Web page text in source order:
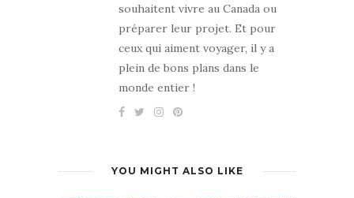
souhaitent vivre au Canada ou
préparer leur projet. Et pour
ceux qui aiment voyager, il y a
plein de bons plans dans le
monde entier !
YOU MIGHT ALSO LIKE